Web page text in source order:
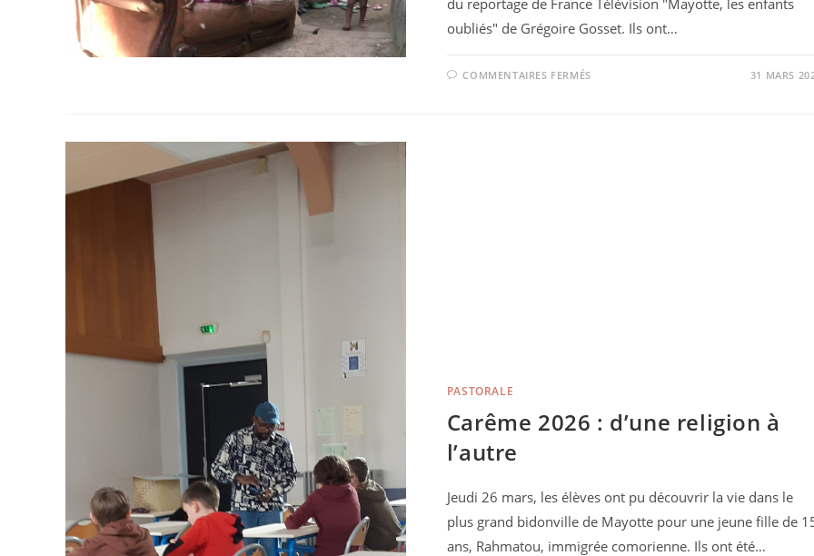
oubliés" de Grégoire Gosset. Ils ont…
COMMENTAIRES FERMÉS 31 MARS
PASTORALE
Carême 2026 : d’une religion à
l’autre
Jeudi 26 mars, les élèves ont pu découvrir la vie dans le
plus grand bidonville de Mayotte pour une jeune fille de
ans, Rahmatou, immigrée comorienne. Ils ont été…